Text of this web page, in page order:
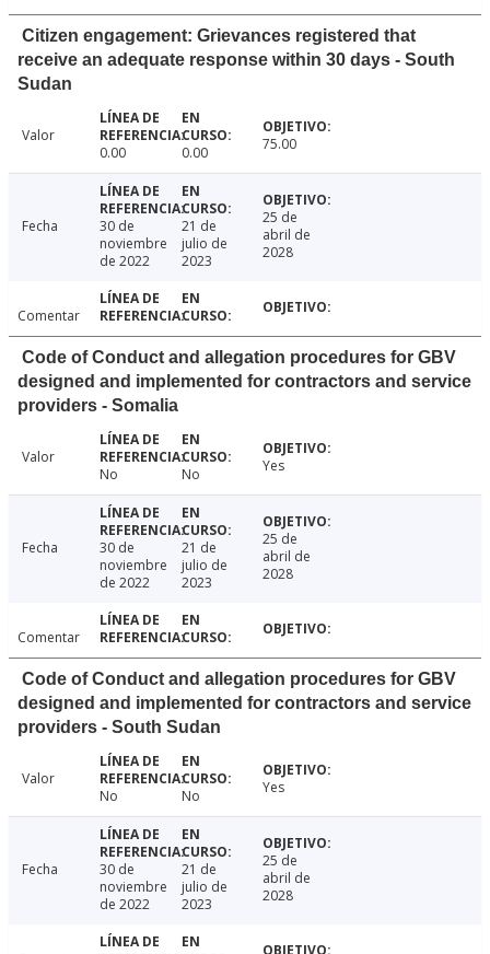
Citizen engagement: Grievances registered that
receive an adequate response within 30 days - South
Sudan
Valor
0.00
0.00 75.00
Fecha
30 de
noviembre
de 2022
21 de
julio de
2023
25 de
abril de
2028
Comentar
Code of Conduct and allegation procedures for GBV
designed and implemented for contractors and service
providers - Somalia
Valor
No
No Yes
Fecha
30 de
noviembre
de 2022
21 de
julio de
2023
25 de
abril de
2028
Comentar
Code of Conduct and allegation procedures for GBV
designed and implemented for contractors and service
providers - South Sudan
Valor
No
No Yes
Fecha
30 de
noviembre
de 2022
21 de
julio de
2023
25 de
abril de
2028